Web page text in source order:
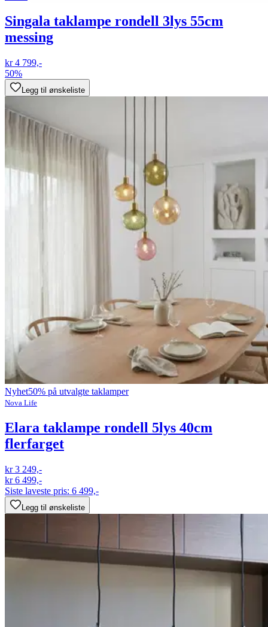
Singala taklampe rondell 3lys 55cm
messing
kr 4 799,-
50%
Legg til ønskeliste
Nyhet50% på utvalgte taklamper
Nova Life
Elara taklampe rondell 5lys 40cm
flerfarget
kr 3 249,-
kr 6 499,-
Siste laveste pris: 6 499,-
Legg til ønskeliste